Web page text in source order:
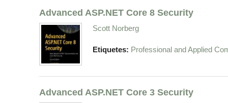
Advanced ASP.NET Core 8 Security
Scott Norberg
Etiquetes: Professional and Applied
Advanced ASP.NET Core 3 Security